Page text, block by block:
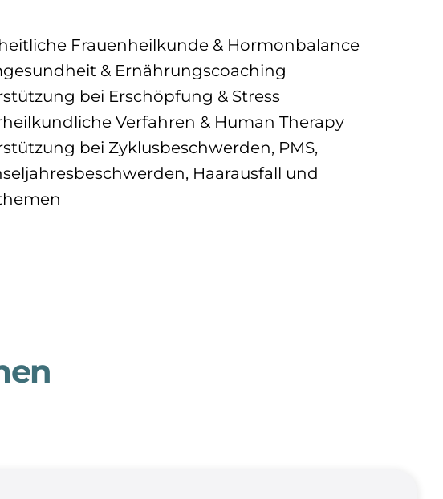
Frauenheilkunde & Hormonbalance
& Ernährungscoaching
bei Erschöpfung & Stress
Verfahren & Human Therapy
bei Zyklusbeschwerden, PMS,
Haarausfall und